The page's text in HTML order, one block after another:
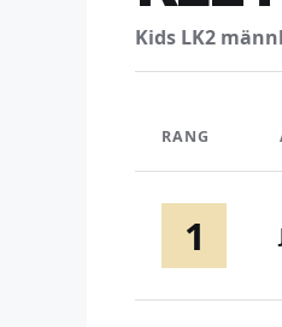
Kids LK2
RANG
1